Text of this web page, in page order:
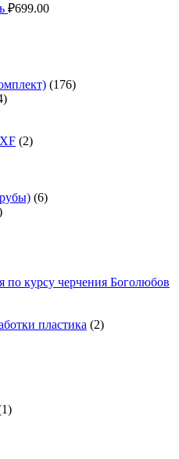
₽699.00
(176)
(2)
(6)
по курсу черчения Боголюбов
пластика (2)